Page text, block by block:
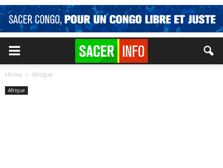
Home Afrique
Afrique